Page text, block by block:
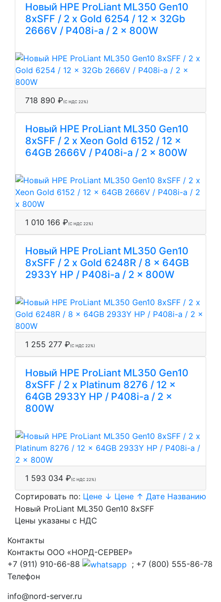
Новый HPE ProLiant ML350 Gen10
8xSFF / 2 x Gold 6254 / 12 x 32Gb
2666V / P408i-a / 2 x 800W
718 890 ₽(С НДС 22%)
Новый HPE ProLiant ML350 Gen10
8xSFF / 2 x Xeon Gold 6152 / 12 x
64GB 2666V / P408i-a / 2 x 800W
1 010 166 ₽(С НДС 22%)
Новый HPE ProLiant ML350 Gen10
8xSFF / 2 x Gold 6248R / 8 x 64GB
2933Y HP / P408i-a / 2 x 800W
1 255 277 ₽(С НДС 22%)
Новый HPE ProLiant ML350 Gen10
8xSFF / 2 x Platinum 8276 / 12 x
64GB 2933Y HP / P408i-a / 2 x
800W
1 593 034 ₽(С НДС 22%)
Сортировать по: Цене ↓ Цене ↑ Дате Названию
Новый ProLiant ML350 Gen10 8xSFF
Цены указаны с НДС
Контакты
Контакты ООО «НОРД-СЕРВЕР»
+7 (911) 910-66-88
; +7 (800) 555-86-78
Телефон
info@nord-server.ru